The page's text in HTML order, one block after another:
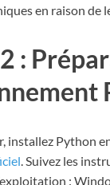
en raison de
:
installez Python
. Suivez les
: